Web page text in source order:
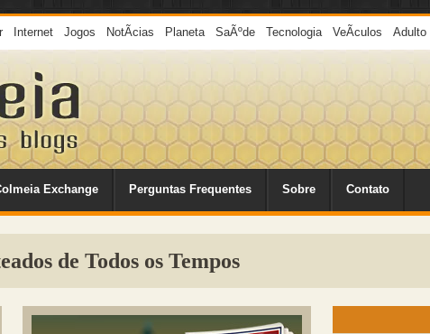
Internet Jogos NotÃ­cias Planeta SaÃºde Tecnologia VeÃ­culos Adulto
Exchange Perguntas Frequentes Sobre Contato
de Todos os Tempos